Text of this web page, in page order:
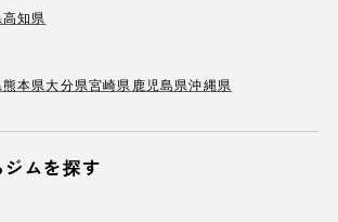
高知県
熊本県大分県宮崎県 鹿児島県沖縄県
ムを探す